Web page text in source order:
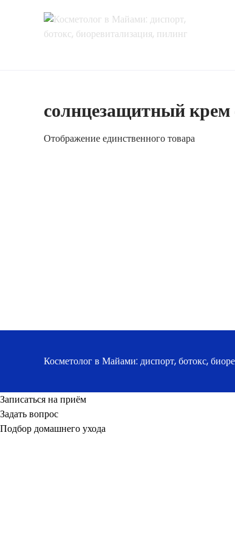
содержимому
солнцезащитный крем
Отображение единственного товара
Косметолог в Майами: диспорт, ботокс,
Записаться на приём
Задать вопрос
Подбор домашнего ухода